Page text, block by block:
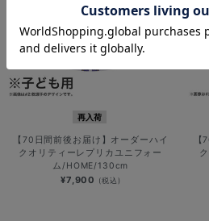
再入荷
【70日間前後お届け】オーダーハイ
クオリティーレプリカユニフォー
ム/HOME/130cm
¥7,900 (税込)